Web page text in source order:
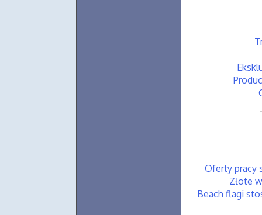
Oferty pracy
Złote
Beach flagi